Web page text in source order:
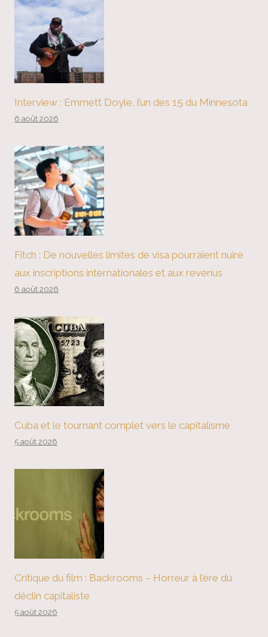
Interview : Emmett Doyle, l’un des 15 du Minnesota
6 août 2026
Fitch : De nouvelles limites de visa pourraient nuire
aux inscriptions internationales et aux revenus
6 août 2026
Cuba et le tournant complet vers le capitalisme
5 août 2026
Critique du film : Backrooms – Horreur à l’ère du
déclin capitaliste
5 août 2026